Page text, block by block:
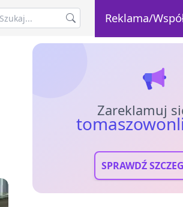
Reklama/
Zareklamuj
SPRAWDŹ